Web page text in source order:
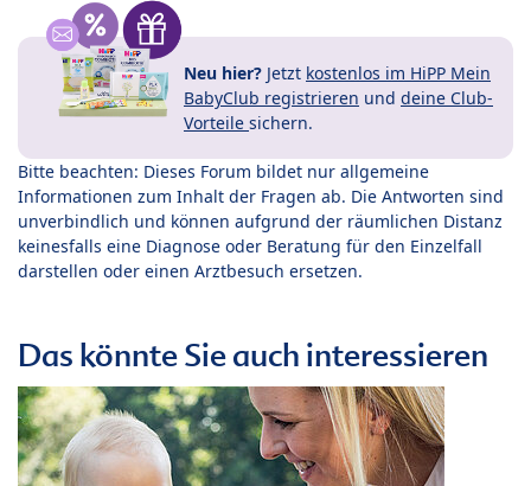
Neu hier? Jetzt kostenlos im HiPP Mein
BabyClub registrieren und deine Club-
Vorteile sichern.
Bitte beachten: Dieses Forum bildet nur allgemeine
Informationen zum Inhalt der Fragen ab. Die Antworten sind
unverbindlich und können aufgrund der räumlichen Distanz
keinesfalls eine Diagnose oder Beratung für den Einzelfall
darstellen oder einen Arztbesuch ersetzen.
Das könnte Sie auch interessieren